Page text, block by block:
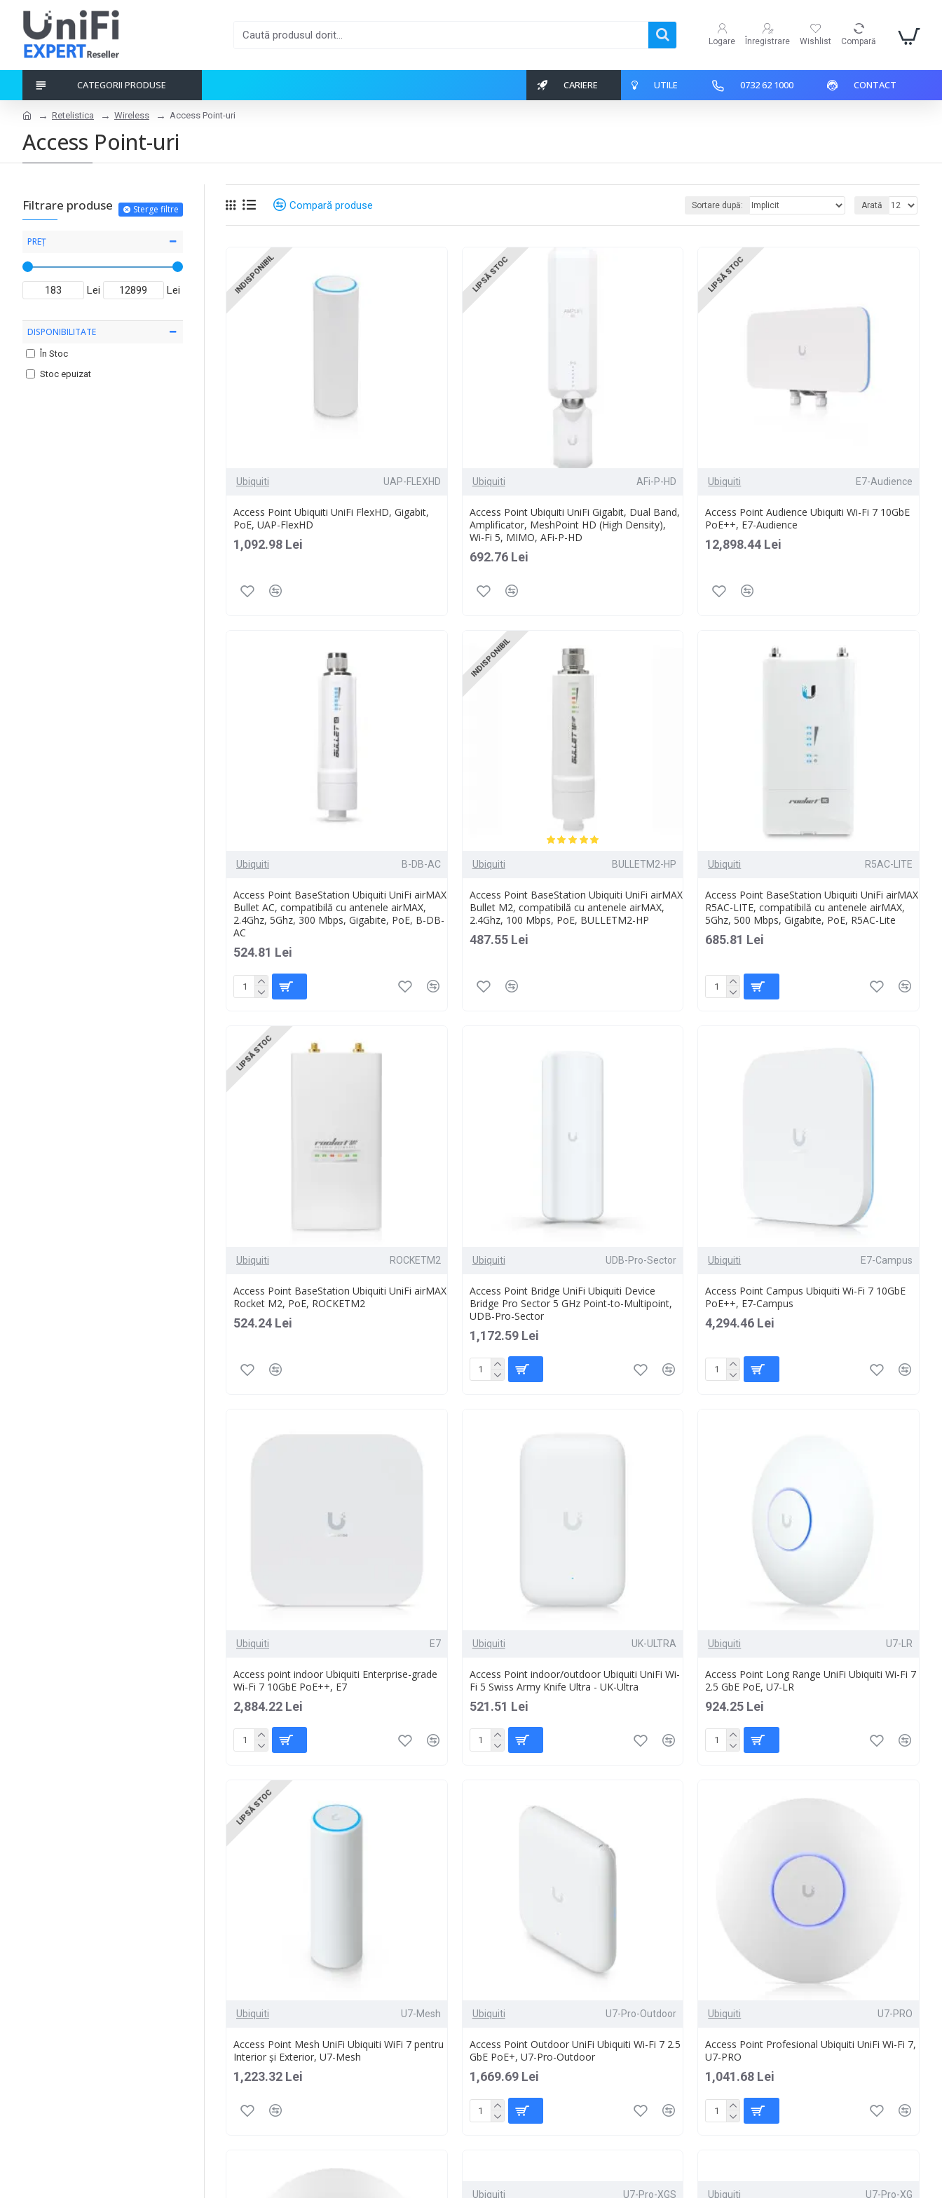
Logare Înregistrare Wishlist Compară
CATEGORII PRODUSE CARIERE UTILE 0732 62 1000 CONTACT
Retelistica Wireless Access Point-uri
Access Point-uri
Filtrare produse Sterge filtre
PREȚ
Lei Lei
DISPONIBILITATE
În Stoc
Stoc epuizat
Compară produse Sortare după: Arată
INDISPONIBIL
Ubiquiti UAP-FLEXHD
Access Point Ubiquiti UniFi FlexHD, Gigabit,
PoE, UAP-FlexHD
1,092.98 Lei
LIPSĂ STOC
Ubiquiti AFi-P-HD
Access Point Ubiquiti UniFi Gigabit, Dual Band,
Amplificator, MeshPoint HD (High Density),
Wi-Fi 5, MIMO, AFi-P-HD
692.76 Lei
LIPSĂ STOC
Ubiquiti E7-Audience
Access Point Audience Ubiquiti Wi-Fi 7 10GbE
PoE++, E7-Audience
12,898.44 Lei
Ubiquiti B-DB-AC
Access Point BaseStation Ubiquiti UniFi airMAX
Bullet AC, compatibilă cu antenele airMAX,
2.4Ghz, 5Ghz, 300 Mbps, Gigabite, PoE, B-DB-
AC
524.81 Lei
INDISPONIBIL
Ubiquiti BULLETM2-HP
Access Point BaseStation Ubiquiti UniFi airMAX
Bullet M2, compatibilă cu antenele airMAX,
2.4Ghz, 100 Mbps, PoE, BULLETM2-HP
487.55 Lei
Ubiquiti R5AC-LITE
Access Point BaseStation Ubiquiti UniFi airMAX
R5AC-LITE, compatibilă cu antenele airMAX,
5Ghz, 500 Mbps, Gigabite, PoE, R5AC-Lite
685.81 Lei
LIPSĂ STOC
Ubiquiti ROCKETM2
Access Point BaseStation Ubiquiti UniFi airMAX
Rocket M2, PoE, ROCKETM2
524.24 Lei
Ubiquiti UDB-Pro-Sector
Access Point Bridge UniFi Ubiquiti Device
Bridge Pro Sector 5 GHz Point-to-Multipoint,
UDB-Pro-Sector
1,172.59 Lei
Ubiquiti E7-Campus
Access Point Campus Ubiquiti Wi-Fi 7 10GbE
PoE++, E7-Campus
4,294.46 Lei
Ubiquiti E7
Access point indoor Ubiquiti Enterprise-grade
Wi-Fi 7 10GbE PoE++, E7
2,884.22 Lei
Ubiquiti UK-ULTRA
Access Point indoor/outdoor Ubiquiti UniFi Wi-
Fi 5 Swiss Army Knife Ultra - UK-Ultra
521.51 Lei
Ubiquiti U7-LR
Access Point Long Range UniFi Ubiquiti Wi-Fi 7
2.5 GbE PoE, U7-LR
924.25 Lei
LIPSĂ STOC
Ubiquiti U7-Mesh
Access Point Mesh UniFi Ubiquiti WiFi 7 pentru
Interior și Exterior, U7-Mesh
1,223.32 Lei
Ubiquiti U7-Pro-Outdoor
Access Point Outdoor UniFi Ubiquiti Wi-Fi 7 2.5
GbE PoE+, U7-Pro-Outdoor
1,669.69 Lei
Ubiquiti U7-PRO
Access Point Profesional Ubiquiti UniFi Wi-Fi 7,
U7-PRO
1,041.68 Lei
Ubiquiti U7-Pro-XGS Ubiquiti U7-Pro-XG